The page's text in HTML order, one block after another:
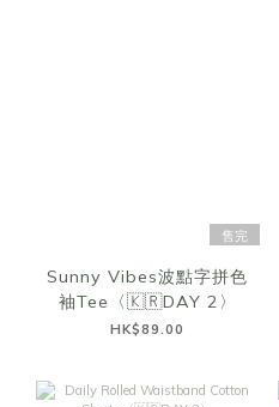
售完
Sunny Vibes波點字拼色
袖Tee〈🇰🇷DAY 2〉
HK$89.00